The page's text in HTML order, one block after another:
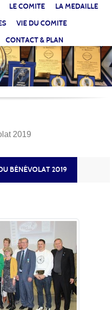
LE COMITE
LA MEDAILLE
VIE DU COMITE
CONTACT & PLAN
2019
BÉNÉVOLAT 2019